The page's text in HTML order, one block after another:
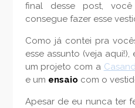
final desse post,
consegue fazer esse
Como já contei pra
esse assunto (veja
um projeto com a
e um ensaio com o
Apesar de eu nunca ter